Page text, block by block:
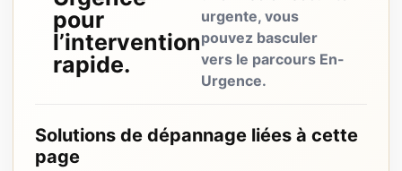
pour
l’intervention
rapide.
urgente, vous
pouvez basculer
vers le parcours En-
Urgence.
Solutions de dépannage liées à cette
page